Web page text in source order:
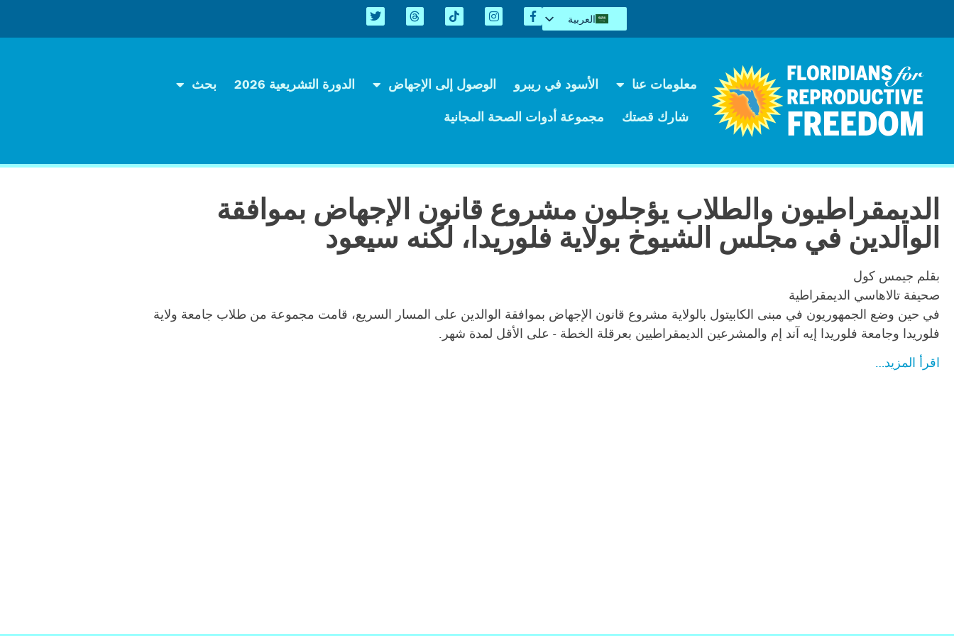
العربية
English
Kreyòl
简体中文
Tiếng Việt
معلومات عنا الأسود في ريبرو الوصول إلى الإجهاض الدورة التشريعية 2026
بحث
شارك قصتك
مجموعة أدوات الصحة المجانية
الديمقراطيون والطلاب يؤجلون مشروع قانون الإجهاض بموافقة
الوالدين في مجلس الشيوخ بولاية فلوريدا، لكنه سيعود
بقلم جيمس كول
صحيفة تالاهاسي الديمقراطية
في حين وضع الجمهوريون في مبنى الكابيتول بالولاية مشروع قانون الإجهاض بموافقة الوالدين على المسار السريع، قامت مجموعة من طلاب جامعة ولاية
فلوريدا وجامعة فلوريدا إيه آند إم والمشرعين الديمقراطيين بعرقلة الخطة - على الأقل لمدة شهر.
اقرأ المزيد…